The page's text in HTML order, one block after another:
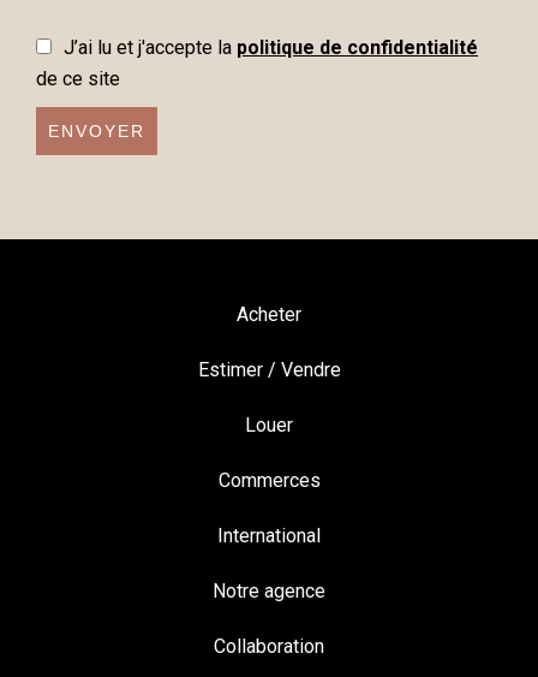
J’ai lu et j'accepte la politique de confidentialité
de ce site
ENVOYER
Acheter
Estimer / Vendre
Louer
Commerces
International
Notre agence
Collaboration